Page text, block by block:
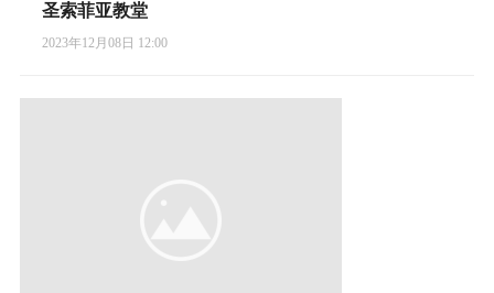
圣索菲亚教堂
2023年12月08日 12:00